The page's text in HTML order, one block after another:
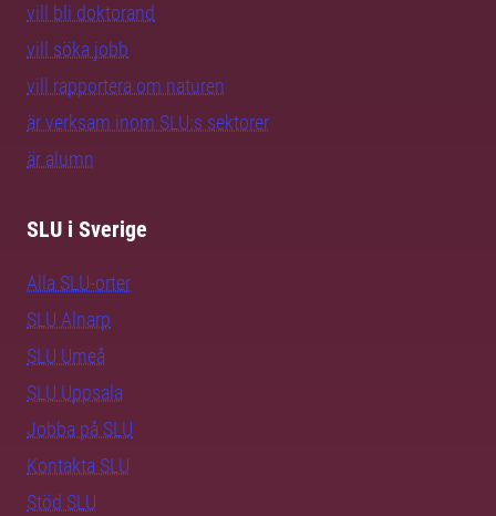
vill bli doktorand
vill söka jobb
vill rapportera om naturen
är verksam inom SLU:s sektorer
är alumn
SLU i Sverige
Alla SLU-orter
SLU Alnarp
SLU Umeå
SLU Uppsala
Jobba på SLU
Kontakta SLU
Stöd SLU